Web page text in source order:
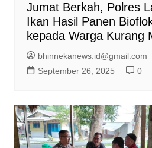
Jumat Berkah, Polres
Ikan Hasil Panen
kepada Warga Kurang
bhinnekanews.id@gmail.com
September 26, 2025
0